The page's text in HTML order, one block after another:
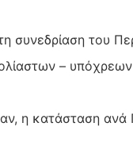
συνεδρίαση του
–
η κατάσταση ανά